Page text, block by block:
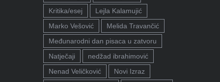
Kritika/esej
Lejla Kalamujić
Marko Vešović
Melida Travančić
Međunarodni dan pisaca u zatvoru
Natječaji
nedžad ibrahimović
Nenad Veličković
Novi Izraz